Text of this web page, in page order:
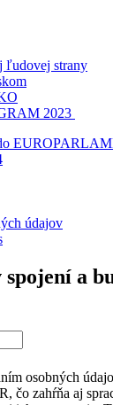
ľudovej strany
2023
údajov
spojení a
osobných
čo zahŕňa aj